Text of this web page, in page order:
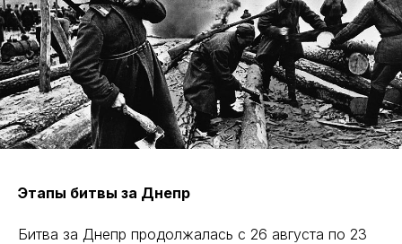
Этапы битвы за Днепр
Битва за Днепр продолжалась с 26 августа по 23